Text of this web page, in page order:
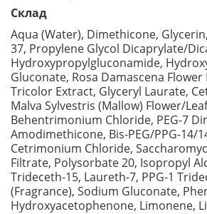
Склад
Aqua (Water), Dimethicone,
37, Propylene Glycol Dicaprylate/
Hydroxypropylgluconamide,
Gluconate, Rosa Damascena Flower
Tricolor Extract, Glyceryl Laurate,
Malva Sylvestris (Mallow) Flower/
Behentrimonium Chloride, PEG-7
Amodimethicone, Bis-PEG/PPG-14/
Cetrimonium Chloride,
Filtrate, Polysorbate 20, Isopropyl
Trideceth-15, Laureth-7, PPG-1
(Fragrance), Sodium Gluconate,
Hydroxyacetophenone, Limonene,